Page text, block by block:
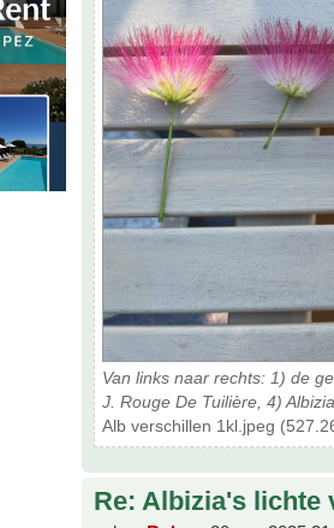
Van links naar rechts: 1) de
J. Rouge De Tuilière, 4)
Alb verschillen 1kl.jpeg
Re: Albizia's lichte